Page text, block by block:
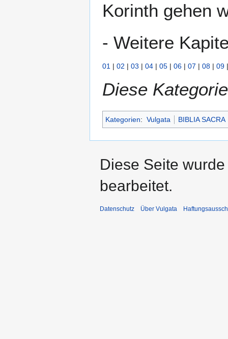
Korinth gehen
- Weitere
01 | 02 | 03 | 04 | 05 | 06 | 07 | 08 | 09
Diese
Kategorien: Vulgata BIBLIA SACRA
Diese Seite
bearbeitet.
Datenschutz Über Vulgata